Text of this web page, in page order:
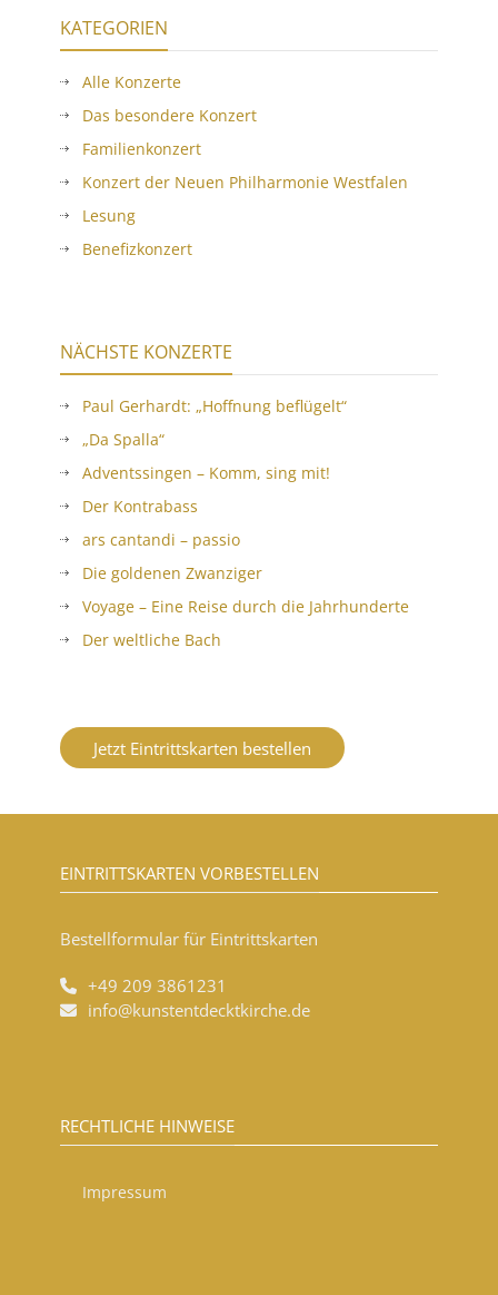
KATEGORIEN
Alle Konzerte
Das besondere Konzert
Familienkonzert
Konzert der Neuen Philharmonie Westfalen
Lesung
Benefizkonzert
NÄCHSTE KONZERTE
Paul Gerhardt: „Hoffnung beflügelt“
„Da Spalla“
Adventssingen – Komm, sing mit!
Der Kontrabass
ars cantandi – passio
Die goldenen Zwanziger
Voyage – Eine Reise durch die Jahrhunderte
Der weltliche Bach
Jetzt Eintrittskarten bestellen
EINTRITTSKARTEN VORBESTELLEN
Bestellformular für Eintrittskarten
+49 209 3861231
info@kunstentdecktkirche.de
RECHTLICHE HINWEISE
Impressum